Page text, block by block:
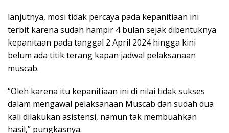
lanjutnya, mosi tidak percaya pada kepanitiaan ini
terbit karena sudah hampir 4 bulan sejak dibentuknya
kepanitaan pada tanggal 2 April 2024 hingga kini
belum ada titik terang kapan jadwal pelaksanaan
muscab.
“Oleh karena itu kepanitiaan ini di nilai tidak sukses
dalam mengawal pelaksanaan Muscab dan sudah dua
kali dilakukan asistensi, namun tak membuahkan
hasil,” pungkasnya.